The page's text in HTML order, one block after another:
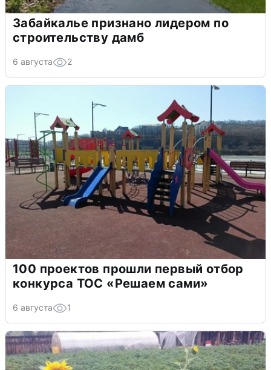
Забайкалье признано лидером по
строительству дамб
6 августа 2
100 проектов прошли первый отбор
конкурса ТОС «Решаем сами»
6 августа 1